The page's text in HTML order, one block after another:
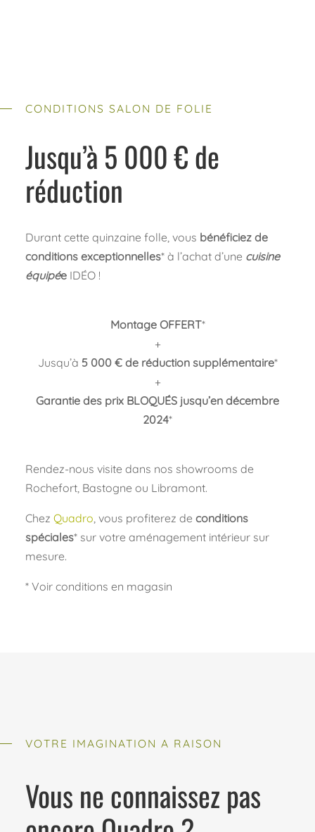
CONDITIONS SALON DE FOLIE
Jusqu’à 5 000 € de
réduction
Durant cette quinzaine folle, vous bénéficiez de
conditions exceptionnelles* à l’achat d’une cuisine
équipéeIDÉO !
Montage OFFERT*
+
Jusqu’à 5 000 € de réduction supplémentaire*
+
Garantie des prix BLOQUÉS jusqu’en décembre
2024*
Rendez-nous visite dans nos showrooms de
Rochefort, Bastogne ou Libramont.
Chez Quadro, vous profiterez de conditions
spéciales* sur votre aménagement intérieur sur
mesure.
* Voir conditions en magasin
VOTRE IMAGINATION A RAISON
Vous ne connaissez pas